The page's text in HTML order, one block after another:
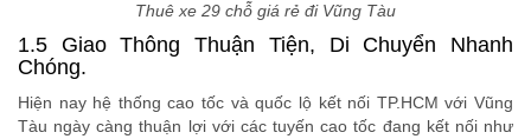
Thuê xe 29 chỗ giá rẻ đi Vũng Tàu
1.5 Giao Thông Thuận Tiện, Di Chuyển Nhanh
Chóng.
Hiện nay hệ thống cao tốc và quốc lộ kết nối TP.HCM với Vũng
Tàu ngày càng thuận lợi với các tuyến cao tốc đang kết nối như